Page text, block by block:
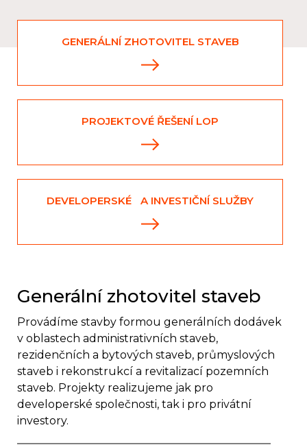
GENERÁLNÍ ZHOTOVITEL STAVEB
PROJEKTOVÉ ŘEŠENÍ LOP
DEVELOPERSKÉ A INVESTIČNÍ SLUŽBY
Generální zhotovitel staveb
Provádíme stavby formou generálních dodávek
v oblastech administrativních staveb,
rezidenčních a bytových staveb, průmyslových
staveb i rekonstrukcí a revitalizací pozemních
staveb. Projekty realizujeme jak pro
developerské společnosti, tak i pro privátní
investory.